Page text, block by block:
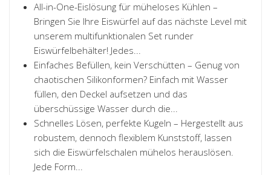
All-in-One-Eislösung für müheloses Kühlen –
Bringen Sie Ihre Eiswürfel auf das nächste Level mit
unserem multifunktionalen Set runder
Eiswürfelbehälter! Jedes...
Einfaches Befüllen, kein Verschütten – Genug von
chaotischen Silikonformen? Einfach mit Wasser
füllen, den Deckel aufsetzen und das
überschüssige Wasser durch die...
Schnelles Lösen, perfekte Kugeln – Hergestellt aus
robustem, dennoch flexiblem Kunststoff, lassen
sich die Eiswürfelschalen mühelos herauslösen.
Jede Form...